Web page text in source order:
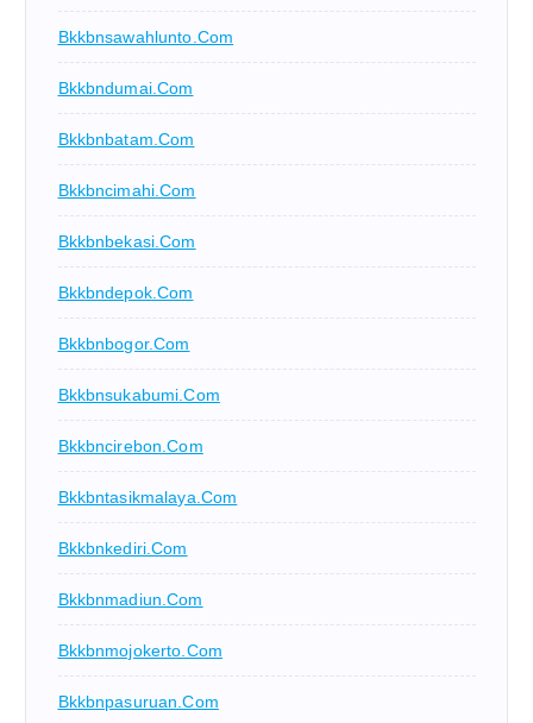
Bkkbnsawahlunto.com
Bkkbndumai.com
Bkkbnbatam.com
Bkkbncimahi.com
Bkkbnbekasi.com
Bkkbndepok.com
Bkkbnbogor.com
Bkkbnsukabumi.com
Bkkbncirebon.com
Bkkbntasikmalaya.com
Bkkbnkediri.com
Bkkbnmadiun.com
Bkkbnmojokerto.com
Bkkbnpasuruan.com